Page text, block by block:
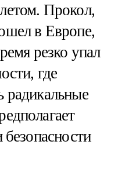
Прокол,
в Европе,
резко упал
где
радикальные
безопасности